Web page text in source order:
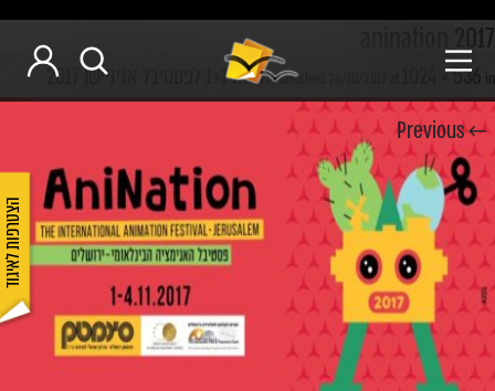
הצטרפות לאיגוד
anination 2017
Published 1024 × 536 in
הנחת 1+1 לפסטיבל אניניישן 2017
← Previous